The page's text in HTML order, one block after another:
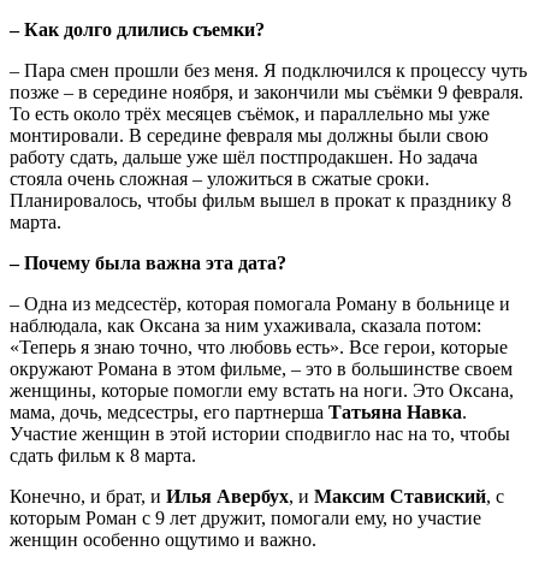
– Как долго длились съемки?
– Пара смен прошли без меня. Я подключился к процессу чуть
позже – в середине ноября, и закончили мы съёмки 9 февраля.
То есть около трёх месяцев съёмок, и параллельно мы уже
монтировали. В середине февраля мы должны были свою
работу сдать, дальше уже шёл постпродакшен. Но задача
стояла очень сложная – уложиться в сжатые сроки.
Планировалось, чтобы фильм вышел в прокат к празднику 8
марта.
– Почему была важна эта дата?
– Одна из медсестёр, которая помогала Роману в больнице и
наблюдала, как Оксана за ним ухаживала, сказала потом:
«Теперь я знаю точно, что любовь есть». Все герои, которые
окружают Романа в этом фильме, – это в большинстве своем
женщины, которые помогли ему встать на ноги. Это Оксана,
мама, дочь, медсестры, его партнерша Татьяна Навка.
Участие женщин в этой истории сподвигло нас на то, чтобы
сдать фильм к 8 марта.
Конечно, и брат, и Илья Авербух, и Максим Ставиский, с
которым Роман с 9 лет дружит, помогали ему, но участие
женщин особенно ощутимо и важно.